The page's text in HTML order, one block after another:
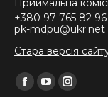
Приймальна
+380 97 765 82 96
pk-mdpu@ukr.net
Стара версія
Find us on:
Facebook
YouTube